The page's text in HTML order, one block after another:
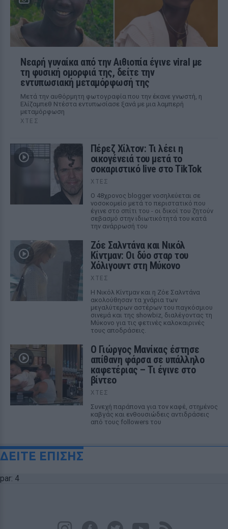
Νεαρή γυναίκα από την Αιθιοπία έγινε viral με
τη φυσική ομορφιά της, δείτε την
εντυπωσιακή μεταμόρφωσή της
Μετά την αυθόρμητη φωτογραφία που την έκανε γνωστή, η
Ελίζαμπεθ Ντέστα εντυπωσίασε ξανά με μια λαμπερή
μεταμόρφωση
ΧΤΕΣ
Πέρεζ Χίλτον: Τι λέει η
οικογένειά του μετά το
σοκαριστικό live στο TikTok
ΧΤΕΣ
Ο 48χρονος blogger νοσηλεύεται σε
νοσοκομείο μετά το περιστατικό που
έγινε στο σπίτι του - οι δικοί του ζητούν
σεβασμό στην ιδιωτικότητά του κατά
την ανάρρωσή του
Ζόε Σαλντάνα και Νικόλ
Κίντμαν: Οι δύο σταρ του
Χόλιγουντ στη Μύκονο
ΧΤΕΣ
Η Νικόλ Κίντμαν και η Ζόε Σαλντάνα
ακολούθησαν τα χνάρια των
μεγαλύτερων αστέρων του παγκόσμιου
σινεμά και της showbiz, διαλέγοντας τη
Μύκονο για τις φετινές καλοκαιρινές
τους αποδράσεις.
Ο Γιώργος Μανίκας έστησε
απίθανη φάρσα σε υπάλληλο
καφετέριας – Τι έγινε στο
βίντεο
ΧΤΕΣ
Συνεχή παράπονα για τον καφέ, στημένος
καβγάς και ενθουσιώδεις αντιδράσεις
από τους followers του
ΔΕΙΤΕ ΕΠΙΣΗΣ
par: 4